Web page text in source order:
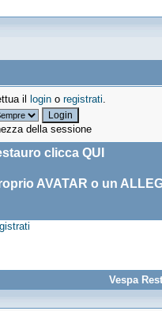
il login o registrati.
della sessione
clicca QUI
AVATAR o un
Vespa